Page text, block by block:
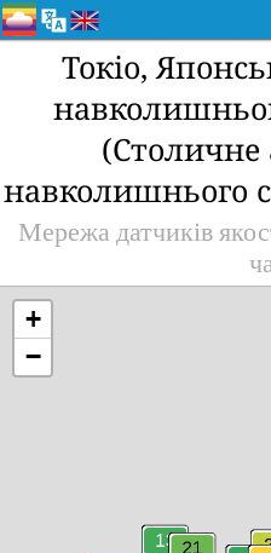
Токіо,
(Столичне
навколишнього
Мережа датчиків
+
−